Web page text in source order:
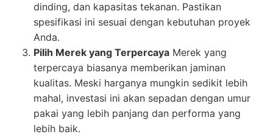
dinding, dan kapasitas tekanan. Pastikan
spesifikasi ini sesuai dengan kebutuhan proyek
Anda.
Pilih Merek yang Terpercaya Merek yang
terpercaya biasanya memberikan jaminan
kualitas. Meski harganya mungkin sedikit lebih
mahal, investasi ini akan sepadan dengan umur
pakai yang lebih panjang dan performa yang
lebih baik.